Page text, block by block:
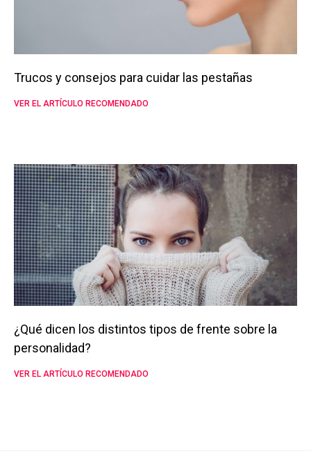
Trucos y consejos para cuidar las pestañas
VER EL ARTÍCULO RECOMENDADO
¿Qué dicen los distintos tipos de frente sobre la
personalidad?
VER EL ARTÍCULO RECOMENDADO